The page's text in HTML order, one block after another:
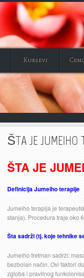
Kursevi
ŠTA JE JUMEIHO
ŠTA JE
Definicija Jumeiho terapije
Jumeiho terapija je
stanja). Procedura traje oko
Šta sadrži (tj. koje tehnike
Jumeiho tretman sadrži:
bezbolan način. Ovi faktori
zgloba i pravilnog